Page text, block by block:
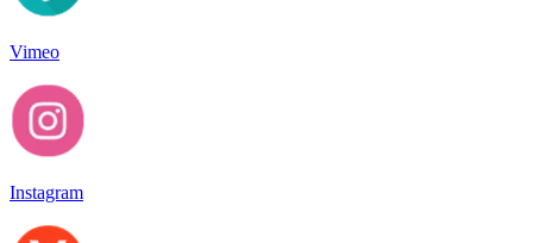
Vimeo
Instagram